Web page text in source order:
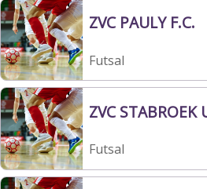
ZVC PAULY F.C.
Futsal
ZVC STABROEK
Futsal